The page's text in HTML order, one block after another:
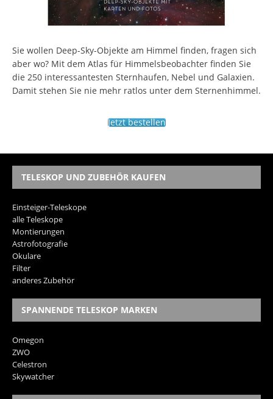
Sie wollen Deep-Sky-Objekte am Himmel finden, fragen sich
aber wo? Mit dem Atlas für Himmelsbeobachter finden Sie
die 250 interessantesten Sternhaufen, Nebel und Galaxien.
Damit stehen Sie nie mehr ratlos unter dem Sternenhimmel.
Jetzt bestellen
TELESKOP UND ZUBEHÖR KAUFEN
Einsteiger-Teleskope
alle Teleskope
Montierungen
Astrofotografie
Okulare
Filter
anderes Zubehör
SPANNENDE TELESKOP MARKEN
Omegon
ZWO
Celestron
Skywatcher